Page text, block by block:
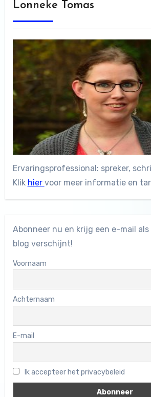
Lonneke Tomas
Ervaringsprofessional: spreker,
Klik hier voor meer informatie en
Abonneer nu en krijg een e-mail
blog verschijnt!
Voornaam
Achternaam
E-mail
Ik accepteer het privacybeleid